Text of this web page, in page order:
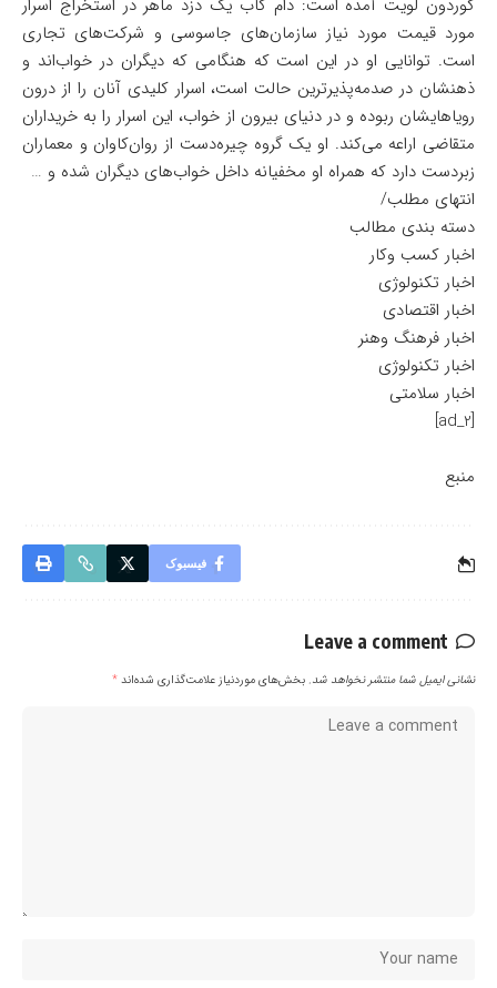
گوردون لویت آمده است: دام کاب یک دزد ماهر در استخراج اسرار
مورد قیمت مورد نیاز سازمان‌های جاسوسی و شرکت‌های تجاری
است. توانایی او در این است که هنگامی که دیگران در خواب‌اند و
ذهنشان در صدمه‌پذیرترین حالت است، اسرار کلیدی آنان را از درون
رویاهایشان ربوده و در دنیای بیرون از خواب، این اسرار را به خریداران
متقاضی اراعه می‌کند. او یک گروه چیره‌دست از روان‌کاوان و معماران
زبردست دارد که همراه او مخفیانه داخل خواب‌های دیگران شده و …
انتهای مطلب/
دسته بندی مطالب
اخبار کسب وکار
اخبار تکنولوژی
اخبار اقتصادی
اخبار فرهنگ وهنر
اخبار تکنولوژی
اخبار سلامتی
[ad_2]
منبع
فیسبوک
Leave a comment
نشانی ایمیل شما منتشر نخواهد شد. بخش‌های موردنیاز علامت‌گذاری شده‌اند*